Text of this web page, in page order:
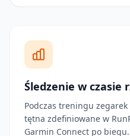
Śledzenie w czasie
Podczas treningu
tętna zdefiniowane w
Garmin Connect po biegu.